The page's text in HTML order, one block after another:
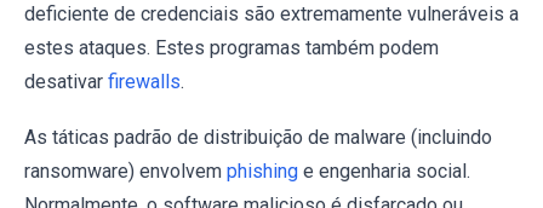
deficiente de credenciais são extremamente vulneráveis a
estes ataques. Estes programas também podem
desativar firewalls.
As táticas padrão de distribuição de malware (incluindo
ransomware) envolvem phishing e engenharia social.